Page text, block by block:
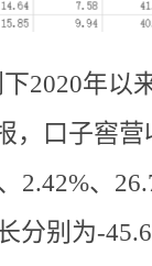
2020年以
，口子窖营
2.42%、
分别为-